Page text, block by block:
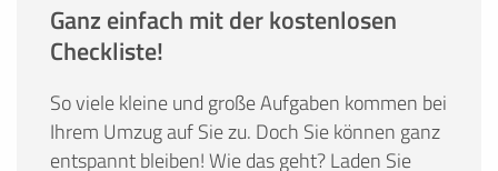
Ganz einfach mit der kostenlosen
Checkliste!
So viele kleine und große Aufgaben kommen bei
Ihrem Umzug auf Sie zu. Doch Sie können ganz
entspannt bleiben! Wie das geht? Laden Sie